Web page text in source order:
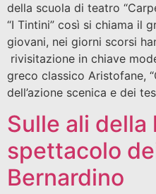
della scuola di teatro
“I Tintini” così si chiama il
giovani, nei giorni scorsi
rivisitazione in chiave
greco classico Aristofane,
dell’azione scenica e dei
Sulle ali della
spettacolo
Bernardino